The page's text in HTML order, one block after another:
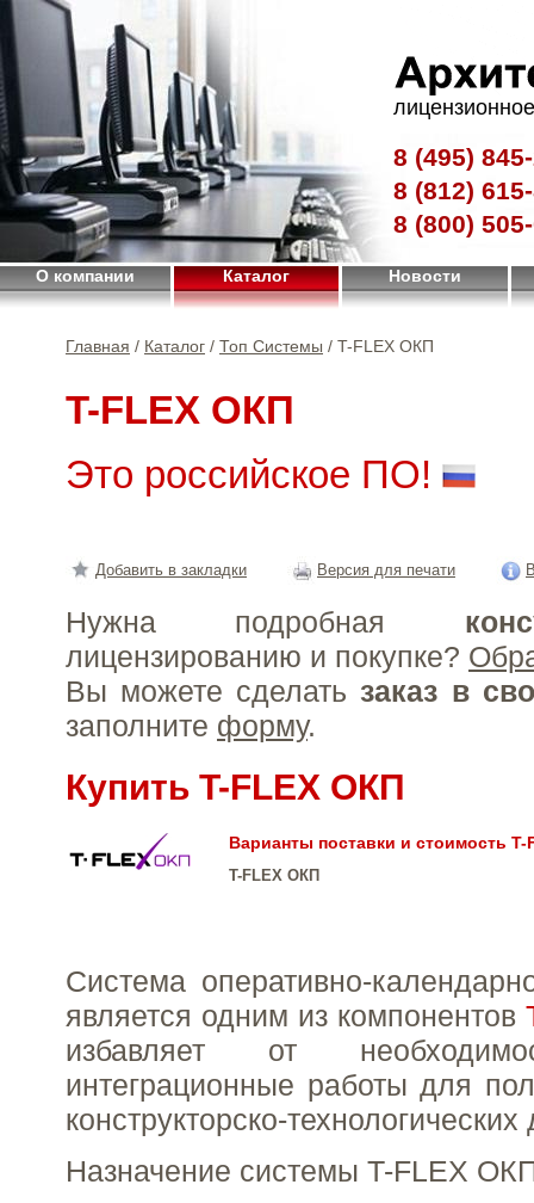
8 (495)
8 (812)
8 (800)
О компании Каталог Новости
Главная / Каталог / Топ Системы / T-FLEX ОКП
T-FLEX ОКП
Это российское ПО!
Добавить в закладки Версия для печати
Нужна подробная
лицензированию и покупке?
Вы можете сделать заказ в
заполните форму.
Купить T-FLEX ОКП
Варианты поставки и стоимость
T-FLEX ОКП
Система оперативно-
является одним из компонентов
избавляет от
интеграционные работы для
конструкторско-
Назначение системы T-FLEX